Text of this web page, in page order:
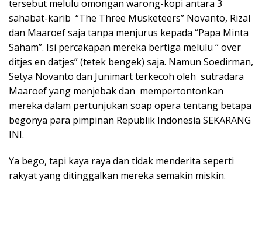
tersebut melulu omongan warong-kopi antara 3
sahabat-karib “The Three Musketeers” Novanto, Rizal
dan Maaroef saja tanpa menjurus kepada “Papa Minta
Saham”. Isi percakapan mereka bertiga melulu “ over
ditjes en datjes” (tetek bengek) saja. Namun Soedirman,
Setya Novanto dan Junimart terkecoh oleh sutradara
Maaroef yang menjebak dan mempertontonkan
mereka dalam pertunjukan soap opera tentang betapa
begonya para pimpinan Republik Indonesia SEKARANG
INI.
Ya bego, tapi kaya raya dan tidak menderita seperti
rakyat yang ditinggalkan mereka semakin miskin.